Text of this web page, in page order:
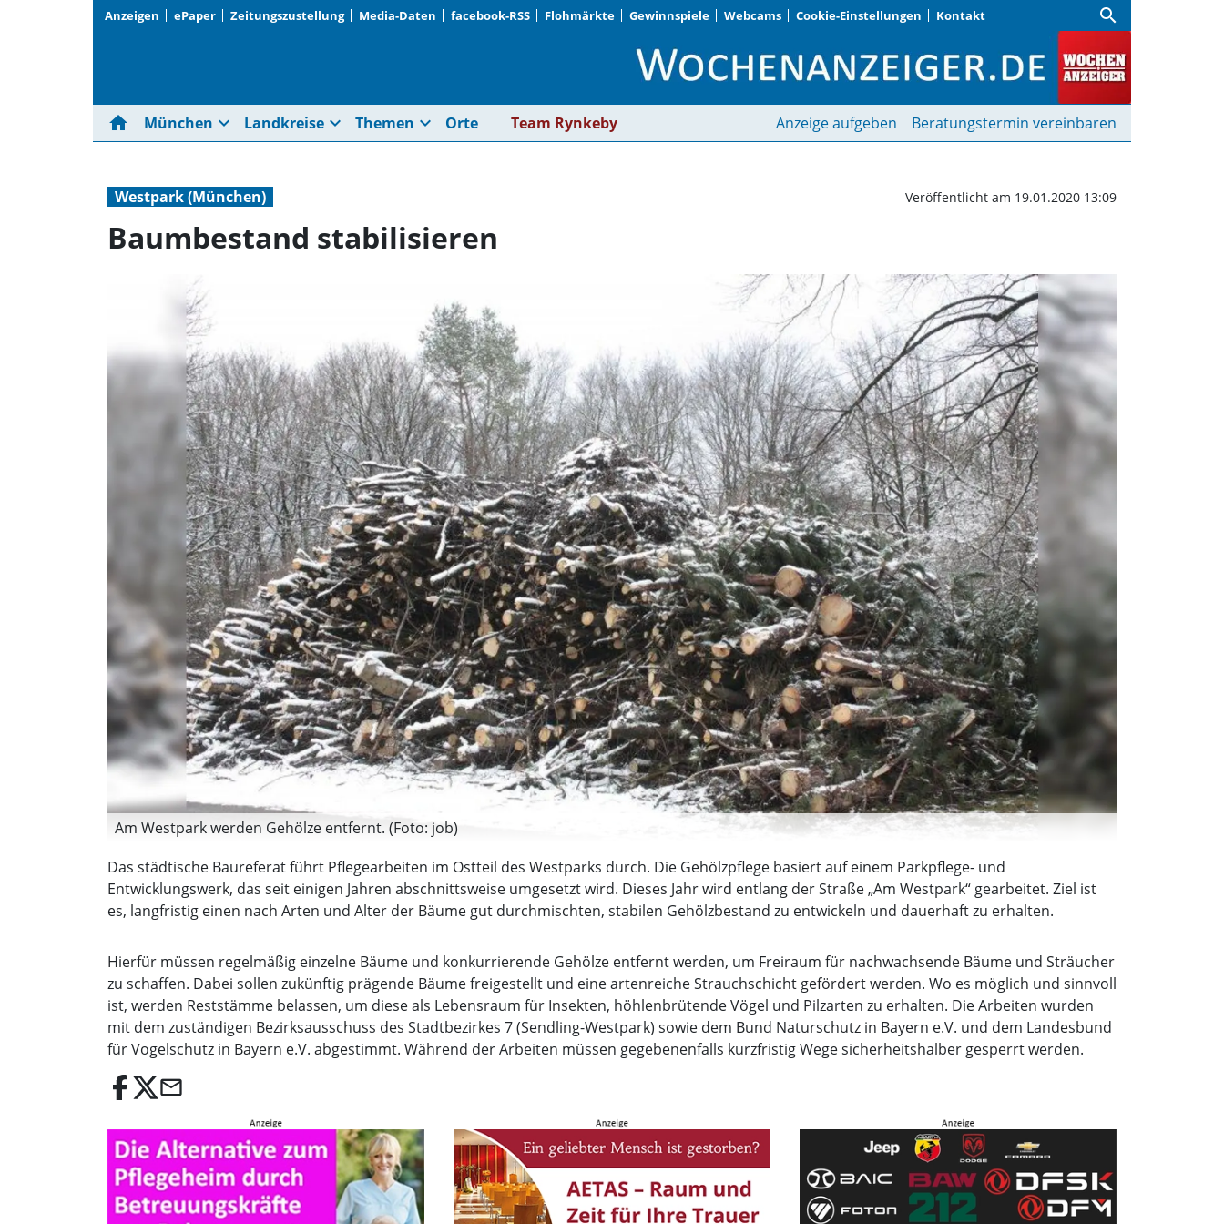
Anzeigen ePaper Zeitungszustellung Media-Daten facebook-RSS Flohmärkte Gewinnspiele Webcams Cookie-Einstellungen Kontakt search
Baumbestand stabilisieren | Wochenanzeiger
home München expand_more Landkreise expand_more Themen expand_more Orte Team Rynkeby Anzeige aufgeben Beratungstermin vereinbaren
Westpark (München) Veröffentlicht am 19.01.2020 13:09
Baumbestand stabilisieren
Am Westpark werden Gehölze entfernt. (Foto: job)
Das städtische Baureferat führt Pflegearbeiten im Ostteil des Westparks durch. Die Gehölzpflege basiert auf einem Parkpflege- und
Entwicklungswerk, das seit einigen Jahren abschnittsweise umgesetzt wird. Dieses Jahr wird entlang der Straße „Am Westpark“ gearbeitet. Ziel ist
es, langfristig einen nach Arten und Alter der Bäume gut durchmischten, stabilen Gehölzbestand zu entwickeln und dauerhaft zu erhalten.
Hierfür müssen regelmäßig einzelne Bäume und konkurrierende Gehölze entfernt werden, um Freiraum für nachwachsende Bäume und Sträucher
zu schaffen. Dabei sollen zukünftig prägende Bäume freigestellt und eine artenreiche Strauchschicht gefördert werden. Wo es möglich und sinnvoll
ist, werden Reststämme belassen, um diese als Lebensraum für Insekten, höhlenbrütende Vögel und Pilzarten zu erhalten. Die Arbeiten wurden
mit dem zuständigen Bezirksausschuss des Stadtbezirkes 7 (Sendling-Westpark) sowie dem Bund Naturschutz in Bayern e.V. und dem Landesbund
für Vogelschutz in Bayern e.V. abgestimmt. Während der Arbeiten müssen gegebenenfalls kurzfristig Wege sicherheitshalber gesperrt werden.
email